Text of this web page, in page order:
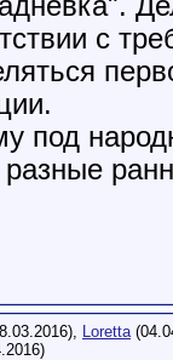
с
под
Loretta